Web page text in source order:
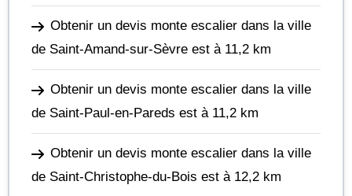
Obtenir un devis monte escalier dans la ville
de Saint-Amand-sur-Sèvre est à 11,2 km
Obtenir un devis monte escalier dans la ville
de Saint-Paul-en-Pareds est à 11,2 km
Obtenir un devis monte escalier dans la ville
de Saint-Christophe-du-Bois est à 12,2 km